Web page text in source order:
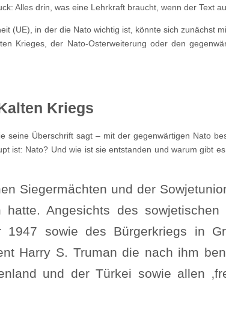
Alles drin, was eine Lehrkraft braucht, wenn der Text
(UE), in der die Nato wichtig ist, könnte sich zunächst
Krieges, der Nato-Osterweiterung oder den
Kriegs
seine Überschrift sagt – mit der gegenwärtigen Nato
ist: Nato? Und wie ist sie entstanden und warum gibt
Siegermächten und der
hatte. Angesichts des
1947 sowie des Bürgerkriegs in
Harry S. Truman die nach ihm
und der Türkei sowie allen